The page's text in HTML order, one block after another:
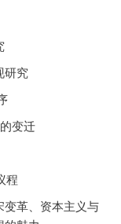
研究
变迁
程
变革、资本主义与